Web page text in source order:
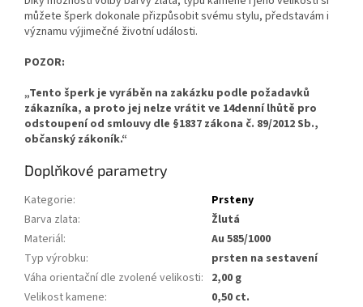
můžete šperk dokonale přizpůsobit svému stylu, představám i
významu výjimečné životní události.
POZOR:
„Tento šperk je vyráběn na zakázku podle požadavků
zákazníka, a proto jej nelze vrátit ve 14denní lhůtě pro
odstoupení od smlouvy dle §1837 zákona č. 89/2012 Sb.,
občanský zákoník.“
Doplňkové parametry
Kategorie:
Prsteny
Barva zlata:
Žlutá
Materiál:
Au 585/1000
Typ výrobku:
prsten na sestavení
Váha orientační dle zvolené velikosti: 2,00 g
Velikost kamene: 0,50 ct.